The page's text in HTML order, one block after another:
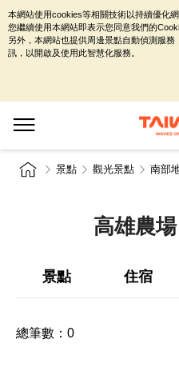
景點 觀光景點 南部
高雄農
景點 住宿
總筆數： 0
本網站使用cookies等相關技術以持續優化
您繼續使用本網站即表示您同意我們的
另外，本網站也提供周邊景點自動偵測服
訊，以開啟及使用此智慧化服務。